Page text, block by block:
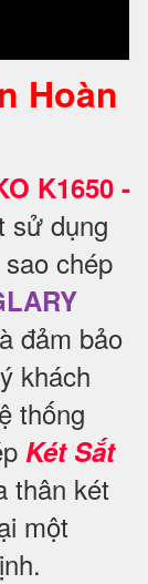
Hoàn
K1650 -
sử dụng
chép
đảm bảo
khách
thống
Két Sắt
thân két
một